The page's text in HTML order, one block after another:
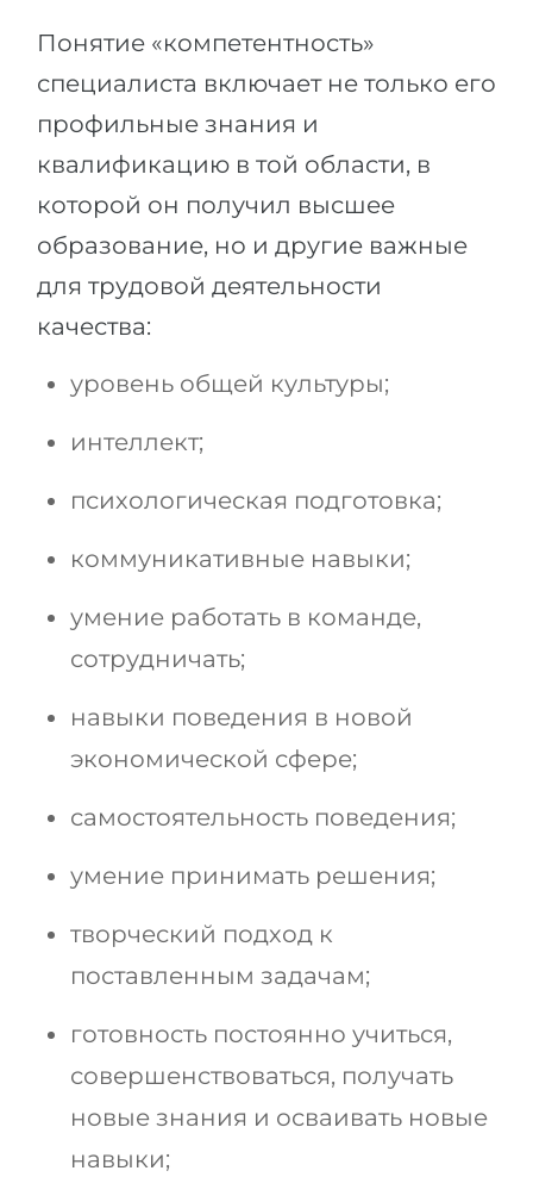
Понятие «компетентность»
специалиста включает не только его
профильные знания и
квалификацию в той области, в
которой он получил высшее
образование, но и другие важные
для трудовой деятельности
качества:
уровень общей культуры;
интеллект;
психологическая подготовка;
коммуникативные навыки;
умение работать в команде,
сотрудничать;
навыки поведения в новой
экономической сфере;
самостоятельность поведения;
умение принимать решения;
творческий подход к
поставленным задачам;
готовность постоянно учиться,
совершенствоваться, получать
новые знания и осваивать новые
навыки;